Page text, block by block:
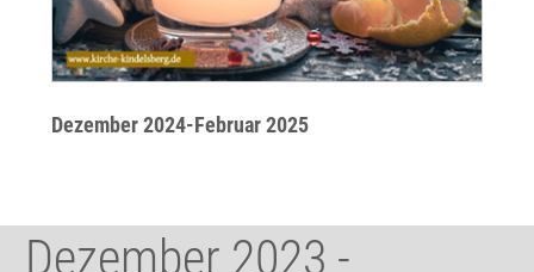
Dezember 2024-Februar 2025
Dezember 2023 -